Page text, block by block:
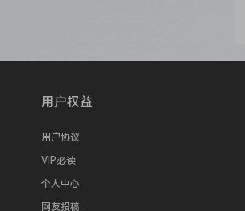
用户权益
用户协议
VIP必读
个人中心
网友投稿